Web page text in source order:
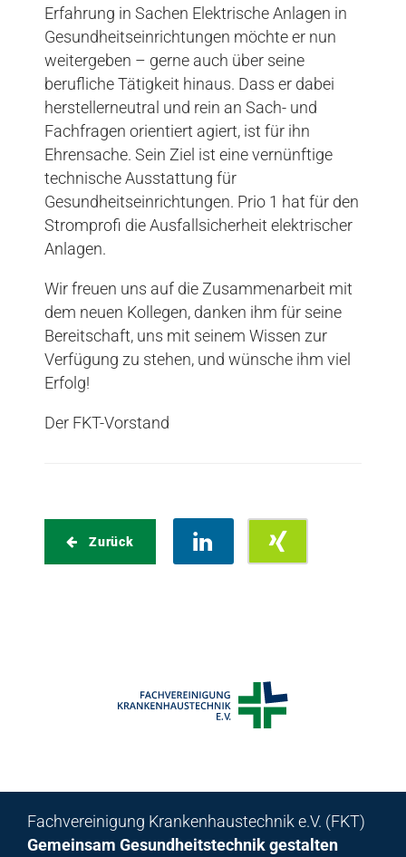
Erfahrung in Sachen Elektrische Anlagen in
Gesundheitseinrichtungen möchte er nun
weitergeben – gerne auch über seine
berufliche Tätigkeit hinaus. Dass er dabei
herstellerneutral und rein an Sach- und
Fachfragen orientiert agiert, ist für ihn
Ehrensache. Sein Ziel ist eine vernünftige
technische Ausstattung für
Gesundheitseinrichtungen. Prio 1 hat für den
Stromprofi die Ausfallsicherheit elektrischer
Anlagen.
Wir freuen uns auf die Zusammenarbeit mit
dem neuen Kollegen, danken ihm für seine
Bereitschaft, uns mit seinem Wissen zur
Verfügung zu stehen, und wünsche ihm viel
Erfolg!
Der FKT-Vorstand
Zurück
Fachvereinigung Krankenhaustechnik e.V. (FKT)
Gemeinsam Gesundheitstechnik gestalten